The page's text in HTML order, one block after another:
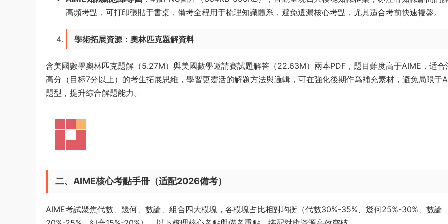
高頻考點，可打印張貼于書桌，備考全程用于梳理知識體系，避免遺漏核心考點，尤其适合考前快速複盤。
學術拓展資源：奧林匹克題解資料
含美國數學奧林匹克題解（5.27M）與美國數學邀請賽試題解答（22.63M）兩本PDF，題目難度高于AIME，适合
高分（目标7分以上）的考生拓展思維，學習更靈活的解題方法與邏輯，可在強化後期作爲補充素材，避免局限于
題型，提升綜合解題能力。
二、AIME核心考點手冊（适配2026備考）
AIME考試聚焦代數、幾何、數論、組合四大模塊，各模塊占比相對均衡（代數30%-35%、幾何25%-30%、數論